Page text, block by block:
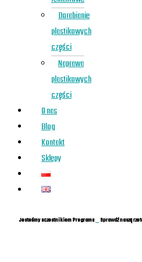
Dorabianie
plastikowych
części
Naprawa
plastikowych
części
O nas
Blog
Kontakt
Sklepy
Jesteśmy uczestnikiem Programu Sprawdź naszą